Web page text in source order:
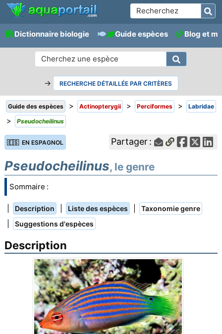
Dictionnaire biologie Guide espèces Blog et
→ RECHERCHE DÉTAILLÉE PAR CRITÈRES
Guide des espèces > Actinopterygii > Perciformes > Labridae
> Pseudocheilinus
🇪🇸 EN ESPAGNOL Partager :
Pseudocheilinus, le genre
Sommaire :
Description Liste des espèces Taxonomie genre
Suggestions d'espèces
Description